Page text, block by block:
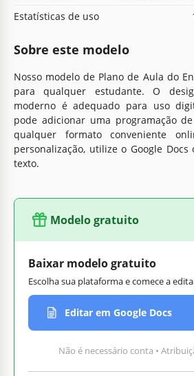
Estatísticas de uso
Sobre este modelo
Nosso modelo de Plano de Aula do
para qualquer estudante. O
moderno é adequado para uso
pode adicionar uma programação
qualquer formato conveniente
personalização, utilize o Google
texto.
Modelo gratuito
Baixar modelo gratuito
Escolha sua plataforma e comece a
Editar em Google Docs
Não é necessário conta •